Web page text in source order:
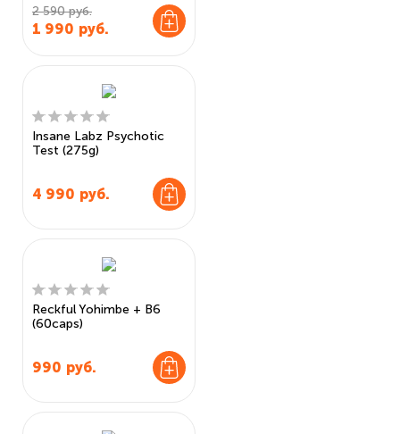
2 590 руб.
1 990 руб.
Insane Labz Psychotic
Test (275g)
4 990 руб.
Reckful Yohimbe + B6
(60caps)
990 руб.